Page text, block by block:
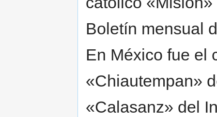
Boletín mensual
En México fue el
«Chiautempan»
«Calasanz» del